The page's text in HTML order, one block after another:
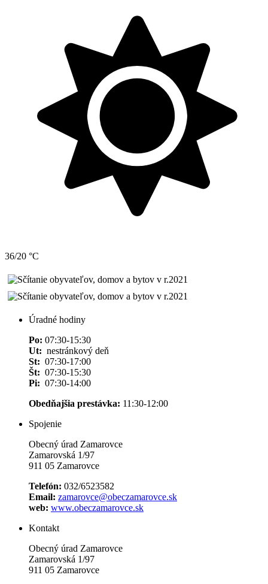
36/20 °C
Úradné hodiny
Po: 07:30-15:30
Ut: nestránkový deň
St: 07:30-17:00
Št: 07:30-15:30
Pi: 07:30-14:00
Obedňajšia prestávka: 11:30-12:00
Spojenie
Obecný úrad Zamarovce
Zamarovská 1/97
911 05 Zamarovce
Telefón: 032/6523582
Email: zamarovce@obeczamarovce.sk
web: www.obeczamarovce.sk
Kontakt
Obecný úrad Zamarovce
Zamarovská 1/97
911 05 Zamarovce